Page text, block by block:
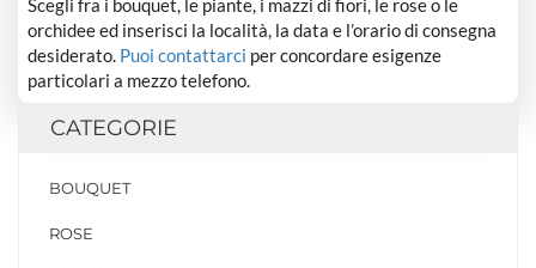
Scegli fra i bouquet, le piante, i mazzi di fiori, le rose o le
orchidee ed inserisci la località, la data e l’orario di consegna
desiderato. Puoi contattarci per concordare esigenze
particolari a mezzo telefono.
CATEGORIE
BOUQUET
ROSE